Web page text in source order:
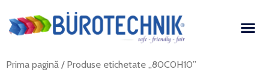
Prima pagină / Produse etichetate „80C0H10”